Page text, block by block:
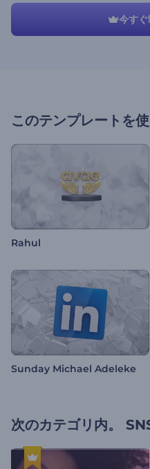
今す
このテンプレートを
Rahul
Sunday Michael Adeleke
次のカテゴリ内。